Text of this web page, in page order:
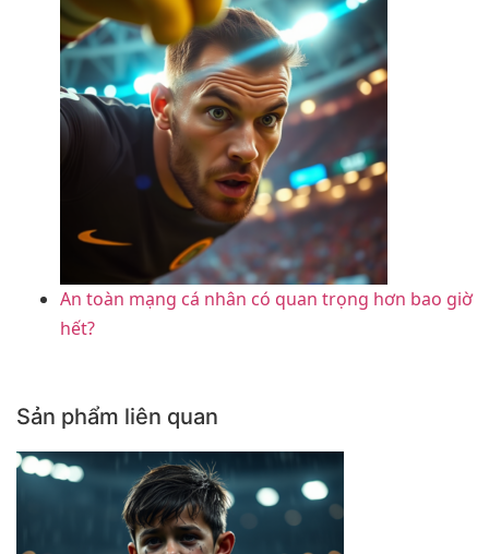
An toàn mạng cá nhân có quan trọng hơn bao giờ
hết?
Sản phẩm liên quan